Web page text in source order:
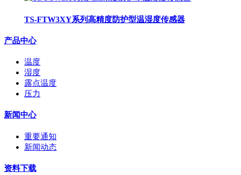
TS-FTW3XY系列高精度防护型温湿度传感器
产品中心
温度
湿度
露点温度
压力
新闻中心
重要通知
新闻动态
资料下载